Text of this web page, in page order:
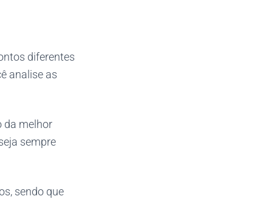
diferentes
analise as
da melhor
sempre
sendo que